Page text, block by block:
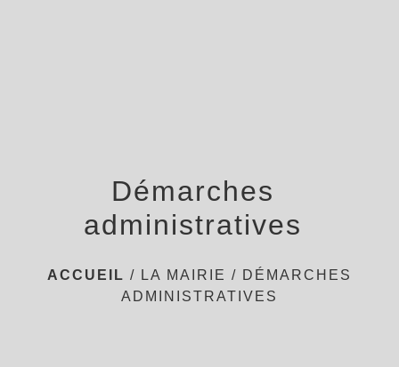
Démarches
administratives
ACCUEIL / LA MAIRIE / DÉMARCHES
ADMINISTRATIVES